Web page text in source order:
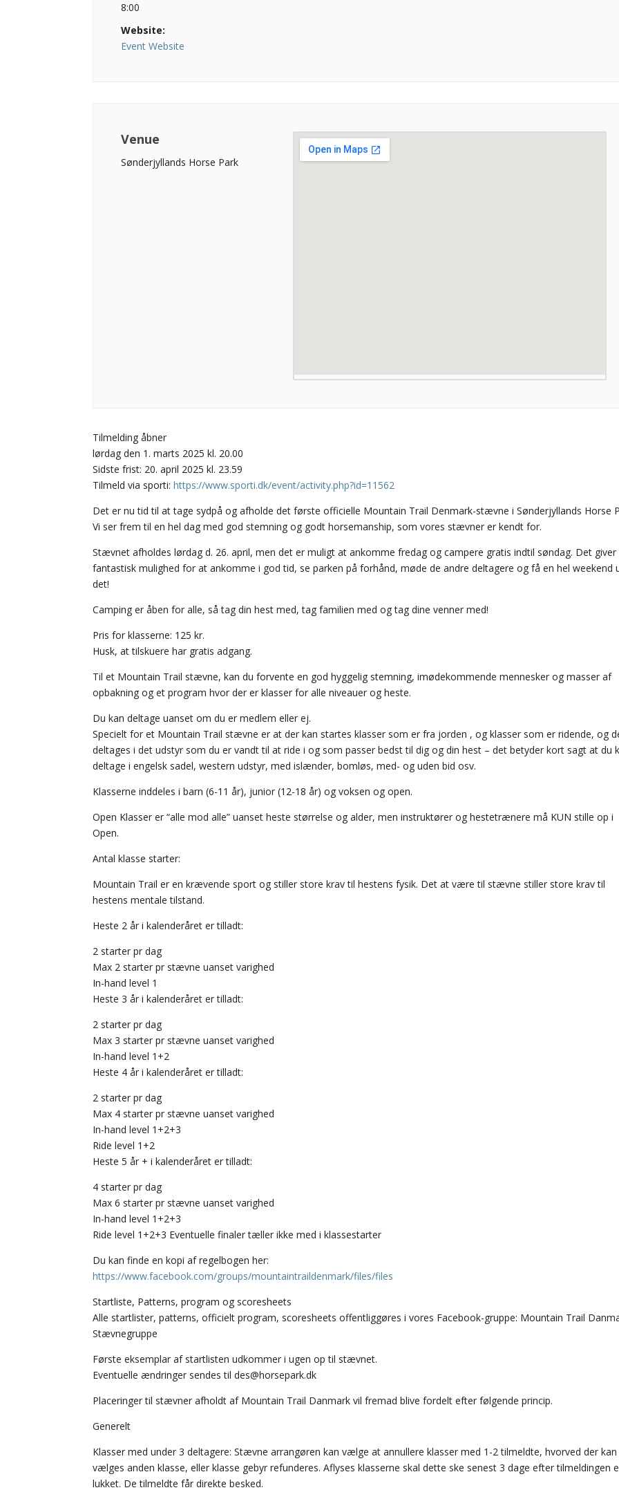
8:00
Website:
Event Website
Venue
Sønderjyllands Horse Park
Tilmelding åbner
lørdag den 1. marts 2025 kl. 20.00
Sidste frist: 20. april 2025 kl. 23.59
Tilmeld via sporti:https://www.sporti.dk/event/activity.php?id=11562
Det er nu tid til at tage sydpå og afholde det første officielle Mountain Trail Denmark-stævne i Sønderjyllands Horse
Vi ser frem til en hel dag med god stemning og godt horsemanship, som vores stævner er kendt for.
Stævnet afholdes lørdag d. 26. april, men det er muligt at ankomme fredag og campere gratis indtil søndag. Det giver
fantastisk mulighed for at ankomme i god tid, se parken på forhånd, møde de andre deltagere og få en hel weekend
det!
Camping er åben for alle, så tag din hest med, tag familien med og tag dine venner med!
Pris for klasserne: 125 kr.
Husk, at tilskuere har gratis adgang.
Til et Mountain Trail stævne, kan du forvente en god hyggelig stemning, imødekommende mennesker og masser af
opbakning og et program hvor der er klasser for alle niveauer og heste.
Du kan deltage uanset om du er medlem eller ej.
Specielt for et Mountain Trail stævne er at der kan startes klasser som er fra jorden , og klasser som er ridende, og
deltages i det udstyr som du er vandt til at ride i og som passer bedst til dig og din hest – det betyder kort sagt at du
deltage i engelsk sadel, western udstyr, med islænder, bomløs, med- og uden bid osv.
Klasserne inddeles i barn (6-11 år), junior (12-18 år) og voksen og open.
Open Klasser er “alle mod alle” uanset heste størrelse og alder, men instruktører og hestetrænere må KUN stille op i
Open.
Antal klasse starter:
Mountain Trail er en krævende sport og stiller store krav til hestens fysik. Det at være til stævne stiller store krav til
hestens mentale tilstand.
Heste 2 år i kalenderåret er tilladt:
2 starter pr dag
Max 2 starter pr stævne uanset varighed
In-hand level 1
Heste 3 år i kalenderåret er tilladt:
2 starter pr dag
Max 3 starter pr stævne uanset varighed
In-hand level 1+2
Heste 4 år i kalenderåret er tilladt:
2 starter pr dag
Max 4 starter pr stævne uanset varighed
In-hand level 1+2+3
Ride level 1+2
Heste 5 år + i kalenderåret er tilladt:
4 starter pr dag
Max 6 starter pr stævne uanset varighed
In-hand level 1+2+3
Ride level 1+2+3 Eventuelle finaler tæller ikke med i klassestarter
Du kan finde en kopi af regelbogen her:
https://www.facebook.com/groups/mountaintraildenmark/files/files
Startliste, Patterns, program og scoresheets
Alle startlister, patterns, officielt program, scoresheets offentliggøres i vores Facebook-gruppe: Mountain Trail
Stævnegruppe
Første eksemplar af startlisten udkommer i ugen op til stævnet.
Eventuelle ændringer sendes til des@horsepark.dk
Placeringer til stævner afholdt af Mountain Trail Danmark vil fremad blive fordelt efter følgende princip.
Generelt
Klasser med under 3 deltagere: Stævne arrangøren kan vælge at annullere klasser med 1-2 tilmeldte, hvorved der kan
vælges anden klasse, eller klasse gebyr refunderes. Aflyses klasserne skal dette ske senest 3 dage efter tilmeldingen
lukket. De tilmeldte får direkte besked.